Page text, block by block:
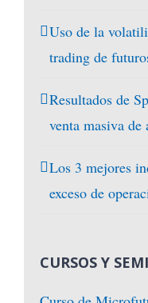
Uso de la
trading de
Resultados de
venta masiva de
Los 3 mejores
exceso de
CURSOS Y